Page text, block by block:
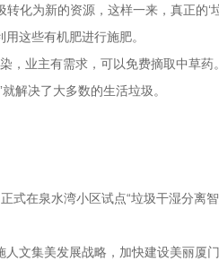
为新的资源，这样一来，真正的‘垃
这些有机肥进行施肥。
，业主有需求，可以免费摘取中草药
解决了大多数的生活垃圾。
在泉水湾小区试点“垃圾干湿分离
文集美发展战略，加快建设美丽厦